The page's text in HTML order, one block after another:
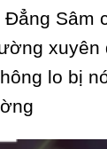
Sâm
xuyên
lo bị